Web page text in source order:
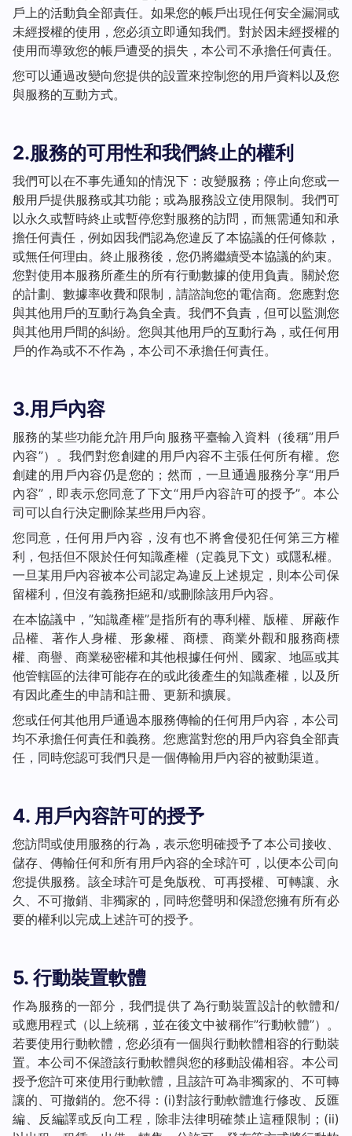
戶上的活動負全部責任。如果您的帳戶出現任何安全漏洞或
未經授權的使用，您必須立即通知我們。對於因未經授權的
使用而導致您的帳戶遭受的損失，本公司不承擔任何責任。
您可以通過改變向您提供的設置來控制您的用戶資料以及您
與服務的互動方式。
2.服務的可用性和我們終止的權利
我們可以在不事先通知的情況下：改變服務；停止向您或一
般用戶提供服務或其功能；或為服務設立使用限制。我們可
以永久或暫時終止或暫停您對服務的訪問，而無需通知和承
擔任何責任，例如因我們認為您違反了本協議的任何條款，
或無任何理由。終止服務後，您仍將繼續受本協議的約束。
您對使用本服務所產生的所有行動數據的使用負責。關於您
的計劃、數據率收費和限制，請諮詢您的電信商。您應對您
與其他用戶的互動行為負全責。我們不負責，但可以監測您
與其他用戶間的糾紛。您與其他用戶的互動行為，或任何用
戶的作為或不不作為，本公司不承擔任何責任。
3.用戶內容
服務的某些功能允許用戶向服務平臺輸入資料（後稱”用戶
內容”）。我們對您創建的用戶內容不主張任何所有權。您
創建的用戶內容仍是您的；然而，一旦通過服務分享“用戶
內容”，即表示您同意了下文“用戶內容許可的授予”。本公
司可以自行決定刪除某些用戶內容。
您同意，任何用戶內容，沒有也不將會侵犯任何第三方權
利，包括但不限於任何知識產權（定義見下文）或隱私權。
一旦某用戶內容被本公司認定為違反上述規定，則本公司保
留權利，但沒有義務拒絕和/或刪除該用戶內容。
在本協議中，”知識產權”是指所有的專利權、版權、屏蔽作
品權、著作人身權、形象權、商標、商業外觀和服務商標
權、商譽、商業秘密權和其他根據任何州、國家、地區或其
他管轄區的法律可能存在的或此後產生的知識產權，以及所
有因此產生的申請和註冊、更新和擴展。
您或任何其他用戶通過本服務傳輸的任何用戶內容，本公司
均不承擔任何責任和義務。您應當對您的用戶內容負全部責
任，同時您認可我們只是一個傳輸用戶內容的被動渠道。
4. 用戶內容許可的授予
您訪問或使用服務的行為，表示您明確授予了本公司接收、
儲存、傳輸任何和所有用戶內容的全球許可，以便本公司向
您提供服務。該全球許可是免版稅、可再授權、可轉讓、永
久、不可撤銷、非獨家的，同時您聲明和保證您擁有所有必
要的權利以完成上述許可的授予。
5. 行動裝置軟體
作為服務的一部分，我們提供了為行動裝置設計的軟體和/
或應用程式（以上統稱，並在後文中被稱作”行動軟體”）。
若要使用行動軟體，您必須有一個與行動軟體相容的行動裝
置。本公司不保證該行動軟體與您的移動設備相容。本公司
授予您許可來使用行動軟體，且該許可為非獨家的、不可轉
讓的、可撤銷的。您不得：(i)對該行動軟體進行修改、反匯
編、反編譯或反向工程，除非法律明確禁止這種限制；(ii)